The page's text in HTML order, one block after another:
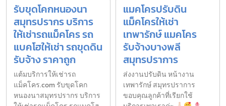
รับขุดโคกหนองนา
สมุทรปรากร บริการ
ให้เช่ารถแม็คโคร รถ
แบคโฮให้เช่า รถขุดดิน
รับจ้าง ราคาถูก
แต้มบริการให้เช่ารถ
แม็คโคร.com รับขุดโคก
หนองนาสมุทรปรากร บริการ
แมคโครปรับดิน
แม็คโครให้เช่า
เทพารักษ์ แมคโคร
รับจ้างบางพลี
สมุทรปราการ
ส่งงานปรับดิน หน้างาน
เทพารักษ์ สมุทรปราการ
ขอบคุณลูกค้าที่เรียกใช้